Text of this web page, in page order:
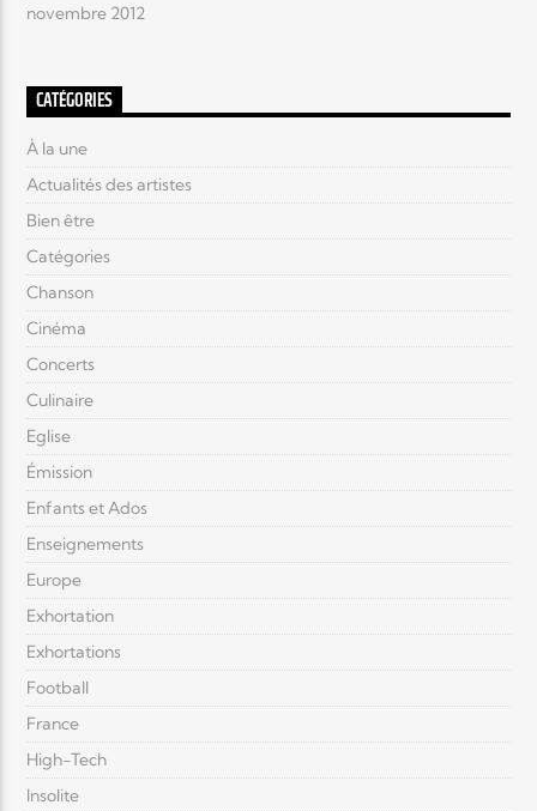
novembre 2012
CATÉGORIES
À la une
Actualités des artistes
Bien être
Catégories
Chanson
Cinéma
Concerts
Culinaire
Eglise
Émission
Enfants et Ados
Enseignements
Europe
Exhortation
Exhortations
Football
France
High-Tech
Insolite